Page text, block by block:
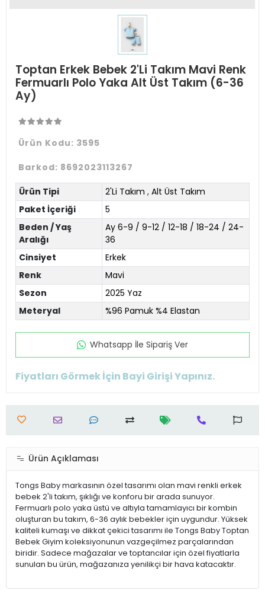
Toptan Erkek Bebek 2'Li Takım Mavi Renk
Fermuarlı Polo Yaka Alt Üst Takım (6-36
Ay)
Ürün Kodu: 3595
Barkod: 8692023113267
Ürün Tipi 2'Li Takım , Alt Üst Takım
Paket İçeriği
5
Beden / Yaş
Aralığı
Ay 6-9 / 9-12 / 12-18 / 18-24 / 24-
36
Cinsiyet
Erkek
Renk
Mavi
Sezon
2025 Yaz
Meteryal
%96 Pamuk %4 Elastan
Whatsapp İle Sipariş Ver
Fiyatları Görmek İçin Bayi Girişi Yapınız.
Ürün Açıklaması
Tongs Baby markasının özel tasarımı olan mavi renkli erkek
bebek 2'li takım, şıklığı ve konforu bir arada sunuyor.
Fermuarlı polo yaka üstü ve altıyla tamamlayıcı bir kombin
oluşturan bu takım, 6-36 aylık bebekler için uygundur. Yüksek
kaliteli kumaşı ve dikkat çekici tasarımı ile Tongs Baby Toptan
Bebek Giyim koleksiyonunun vazgeçilmez parçalarından
biridir. Sadece mağazalar ve toptancılar için özel fiyatlarla
sunulan bu ürün, mağazanıza yenilikçi bir hava katacaktır.